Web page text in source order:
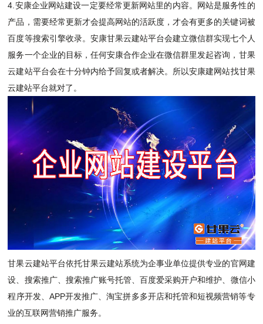
4.安康企业网站建设一定要经常更新网站里的内容。网站是服务性的
产品，需要经常更新才会提高网站的活跃度，才会有更多的关键词被
百度等搜索引擎收录。安康甘果云建站平台会建立微信群实现七个人
服务一个企业的目标，任何安康合作企业在微信群里发起咨询，甘果
云建站平台会在十分钟内给予回复或者解决。所以安康建网站找甘果
云建站平台就对了。
甘果云建站平台依托甘果云建站系统为企事业单位提供专业的官网建
设 、搜索推广、搜索推广账号托管、百度爱采购开户和维护、微信小
程序开发、APP开发推广、淘宝拼多多开店和托管和短视频营销等专
业的互联网营销推广服务。